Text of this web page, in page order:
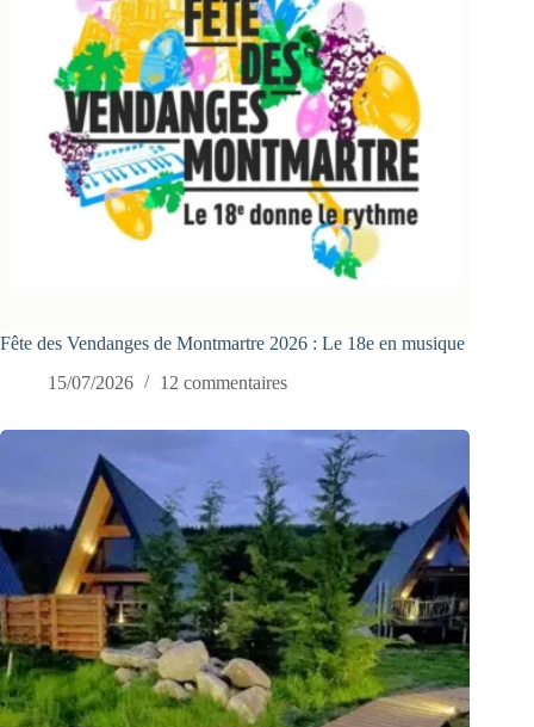
Fête des Vendanges de Montmartre 2026 : Le 18e en musique
15/07/2026
12 commentaires